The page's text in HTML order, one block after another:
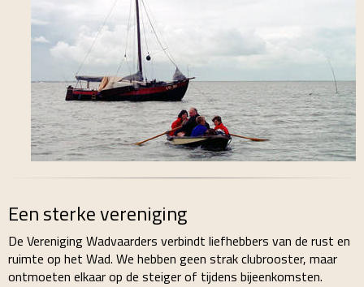
Een sterke vereniging
De Vereniging Wadvaarders verbindt liefhebbers van de rust en
ruimte op het Wad. We hebben geen strak clubrooster, maar
ontmoeten elkaar op de steiger of tijdens bijeenkomsten.